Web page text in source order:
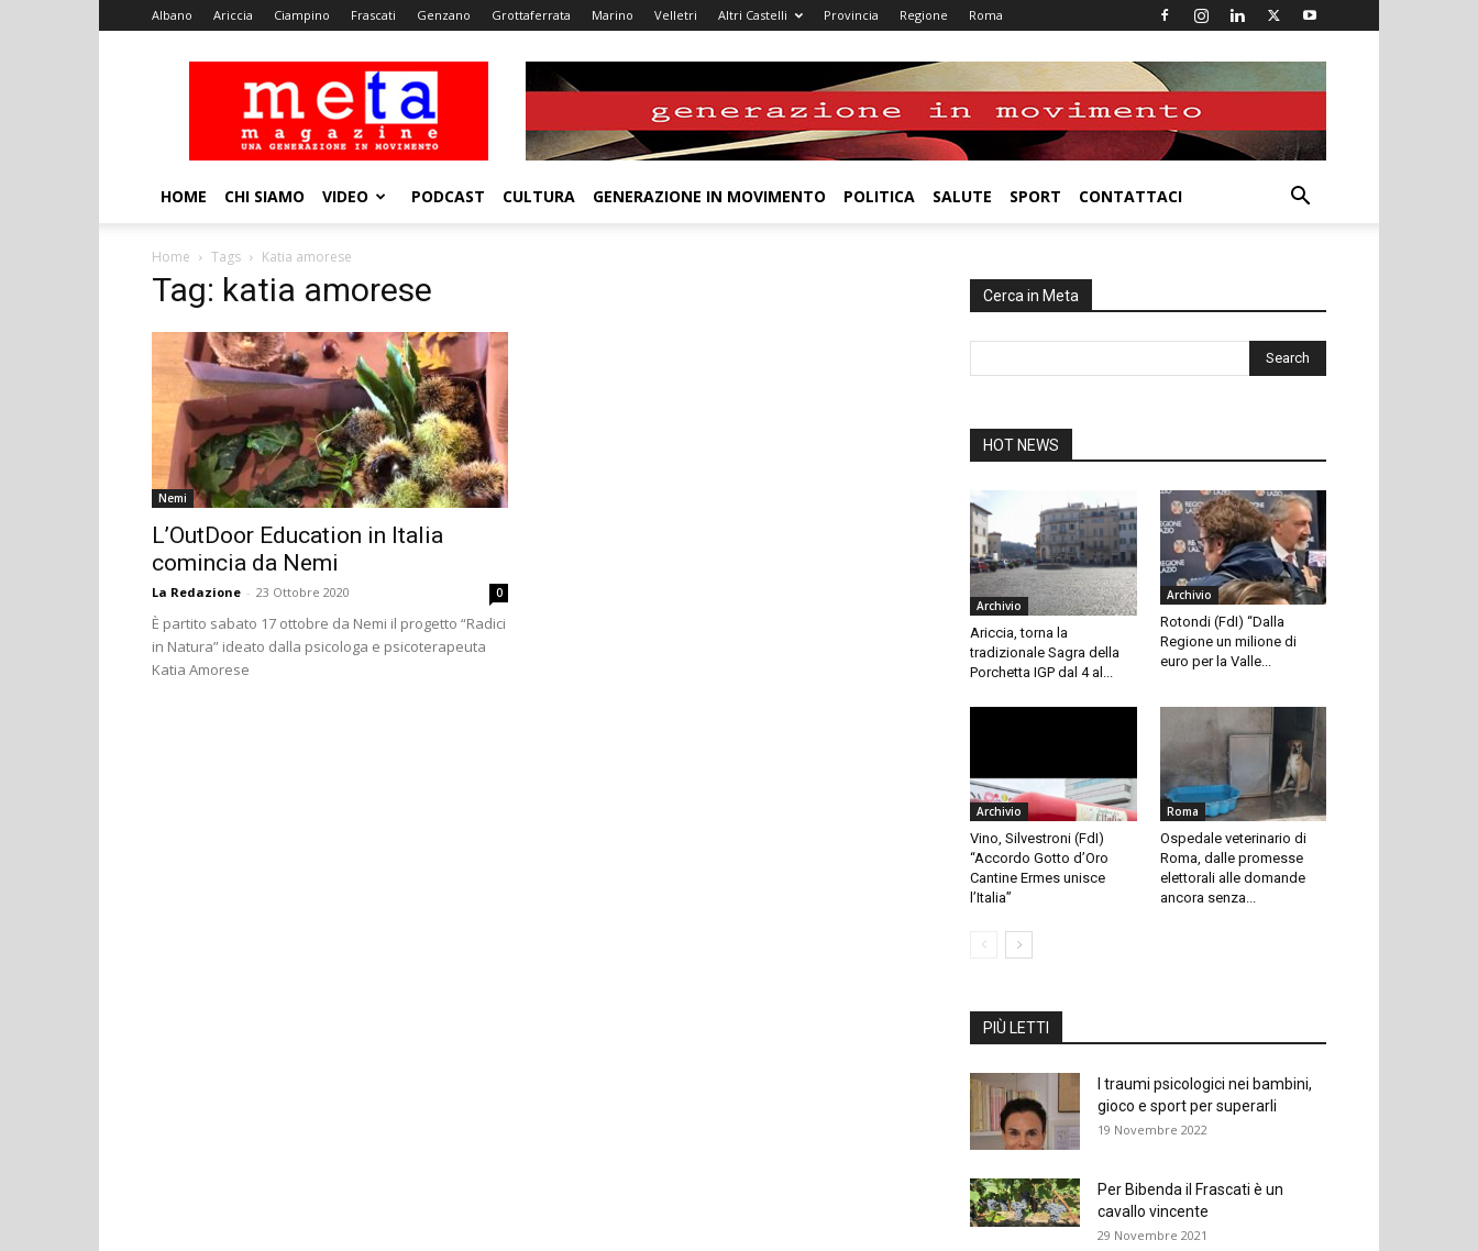
Albano Ariccia Ciampino Frascati Genzano Grottaferrata Marino Velletri Altri Castelli Provincia Regione Roma
Meta
Magazine
HOME CHI SIAMO VIDEO PODCAST CULTURA GENERAZIONE IN MOVIMENTO POLITICA SALUTE SPORT CONTATTACI
Home Tags Katia amorese
Tag: katia amorese
Nemi
L’OutDoor Education in Italia
comincia da Nemi
La Redazione - 23 Ottobre 2020 0
È partito sabato 17 ottobre da Nemi il progetto “Radici
in Natura” ideato dalla psicologa e psicoterapeuta
Katia Amorese
Cerca in Meta
HOT NEWS
Archivio
Ariccia, torna la
tradizionale Sagra della
Porchetta IGP dal 4 al...
Archivio
Rotondi (FdI) “Dalla
Regione un milione di
euro per la Valle...
Archivio
Vino, Silvestroni (FdI)
“Accordo Gotto d’Oro
Cantine Ermes unisce
l’Italia”
Roma
Ospedale veterinario di
Roma, dalle promesse
elettorali alle domande
ancora senza...
PIÙ LETTI
I traumi psicologici nei bambini,
gioco e sport per superarli
19 Novembre 2022
Per Bibenda il Frascati è un
cavallo vincente
29 Novembre 2021